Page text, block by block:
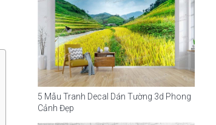
5 Mẫu Tranh Decal Dán Tường 3d Phong
Cảnh Đẹp